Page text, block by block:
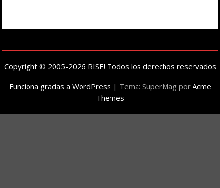
Copyright © 2005-2026 RISE! Todos los derechos reservados
Funciona gracias a WordPress | Tema: SuperMag por Acme
Themes